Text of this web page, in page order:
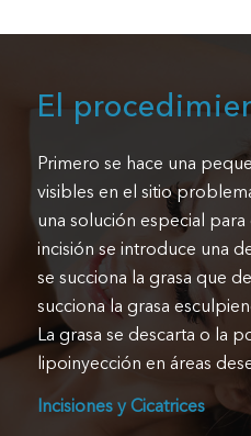
El
Primero se hace una
visibles en el sitio
una solución especial
incisión se introduce una
se succiona la grasa que
succiona la grasa
La grasa se descarta o la
lipoinyección en áreas
Incisiones y Cicatrices